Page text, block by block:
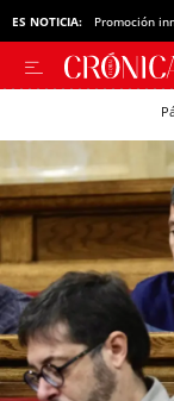
ES NOTICIA: Promoción